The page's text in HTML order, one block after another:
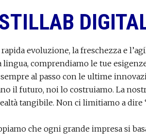
evoluzione, la freschezza e
comprendiamo le tue
al passo con le ultime
il futuro, noi lo costruiamo. La
tangibile. Non ci limitiamo a
che ogni grande impresa si